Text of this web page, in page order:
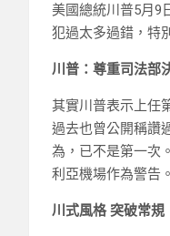
美國總統川普5月9
犯過太多過錯，特
川普：尊重司法部
其實川普表示上任
過去也曾公開稱讚
為，已不是第一次
利亞機場作為警告。
川式風格 突破常規